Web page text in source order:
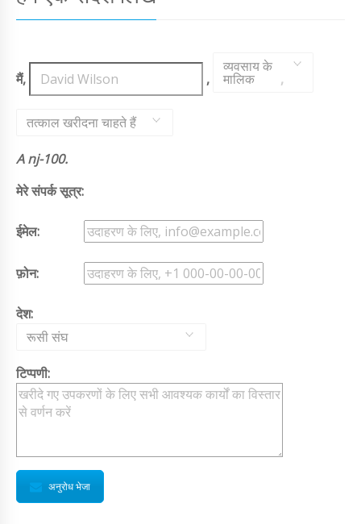
मैं, ,
व्यवसाय के
मालिक ,
तत्काल खरीदना चाहते हैं
A nj-100.
मेरे संपर्क सूत्र:
ईमेल:
फ़ोन:
देश:
रूसी संघ
टिप्पणी:
अनुरोध भेजा